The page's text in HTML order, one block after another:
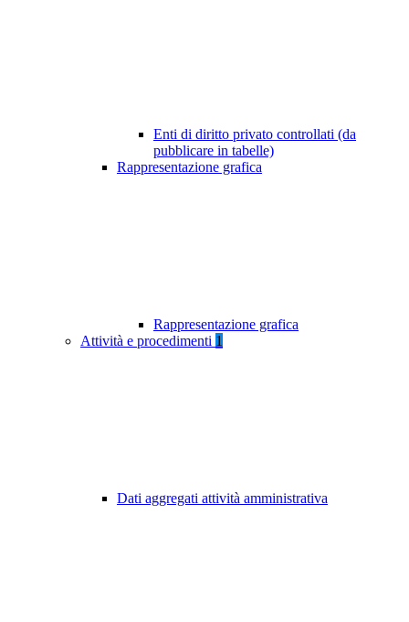
Enti di diritto privato controllati (da
pubblicare in tabelle)
Rappresentazione grafica
Rappresentazione grafica
Attività e procedimenti 1
Dati aggregati attività amministrativa